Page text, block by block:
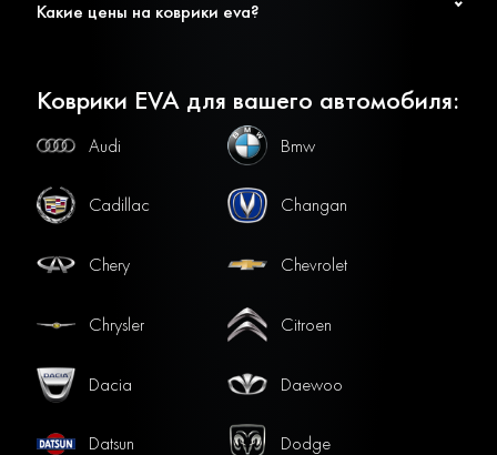
Какие цены на коврики eva?
Коврики EVA для вашего автомобиля:
Audi Bmw
Cadillac Changan
Chery Chevrolet
Chrysler Citroen
Dacia Daewoo
Datsun Dodge